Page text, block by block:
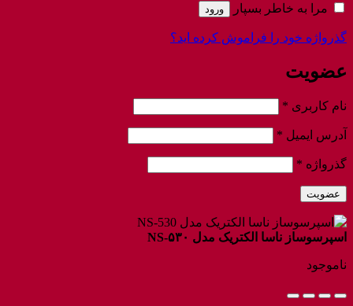
مرا به خاطر بسپار ورود
گذرواژه خود را فراموش کرده اید؟
عضویت
نام کاربری *
آدرس ایمیل *
گذرواژه *
عضویت
اسپرسوساز ناسا الکتریک مدل NS-۵۳۰
ناموجود